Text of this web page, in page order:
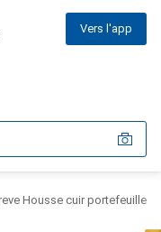
Vers l'app
Housse cuir portefeuille